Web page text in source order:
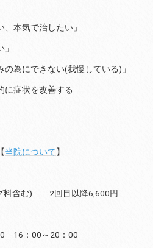
、本気で治したい」
の為にできない(我慢している)」
に症状を改善する
当院について】
料含む) 2回目以降6,600円
16：00～20：00